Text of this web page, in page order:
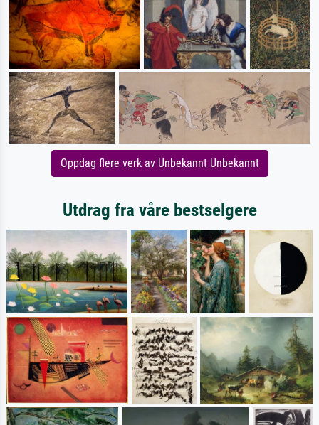
Oppdag flere verk av Unbekannt Unbekannt
Utdrag fra våre bestselgere